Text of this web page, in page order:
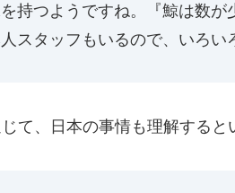
持つようですね。『鯨は数が
スタッフもいるので、いろい
て、日本の事情も理解すると